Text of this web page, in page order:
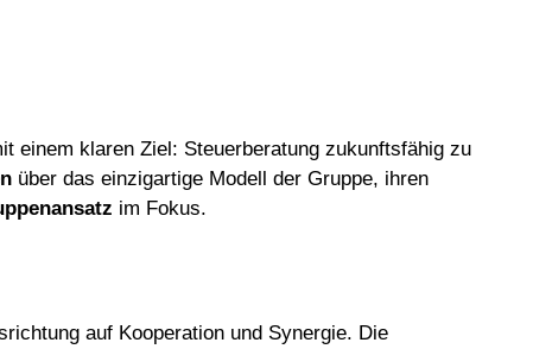
einem klaren Ziel: Steuerberatung zukunftsfähig zu
über das einzigartige Modell der Gruppe, ihren
im Fokus.
auf Kooperation und Synergie. Die